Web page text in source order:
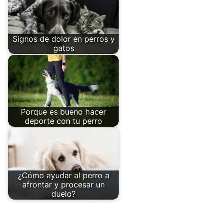
Signos de dolor en perros y
gatos
Porque es bueno hacer
deporte con tu perro
¿Cómo ayudar al perro a
afrontar y procesar un
duelo?